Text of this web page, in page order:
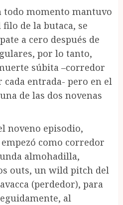
todo momento mantuvo
filo de la butaca, se
a cero después de
por lo tanto,
súbita –corredor
entrada- pero en el
de las dos novenas
noveno episodio,
como corredor
almohadilla,
outs, un wild pitch del
(perdedor), para
al